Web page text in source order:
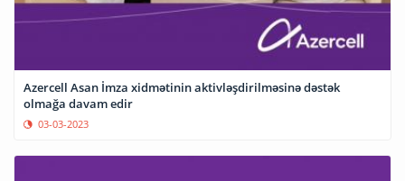
Azercell Asan İmza xidmətinin aktivləşdirilməsinə dəstək
olmağa davam edir
03-03-2023